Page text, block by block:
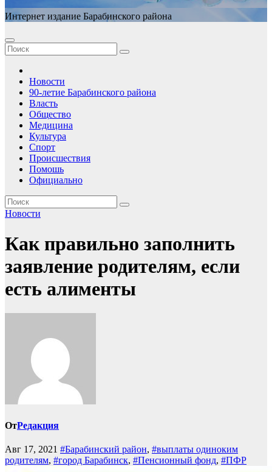
Интернет издание Барабинского района
Новости
90-летие Барабинского района
Власть
Общество
Медицина
Культура
Спорт
Происшествия
Помошь
Официально
Новости
Как правильно заполнить
заявление родителям, если
есть алименты
ОтРедакция
Авг 17, 2021 #Барабинский район, #выплаты одиноким
родителям, #город Барабинск, #Пенсионный фонд, #ПФР